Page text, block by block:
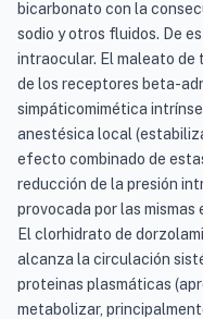
bicarbonato con la
sodio y otros fluidos. De
intraocular. El maleato de
de los receptores beta-
simpáticomimética
anestésica local
efecto combinado de
reducción de la presión
provocada por las mismas
El clorhidrato de
alcanza la circulación
proteinas plasmáticas
metabolizar,